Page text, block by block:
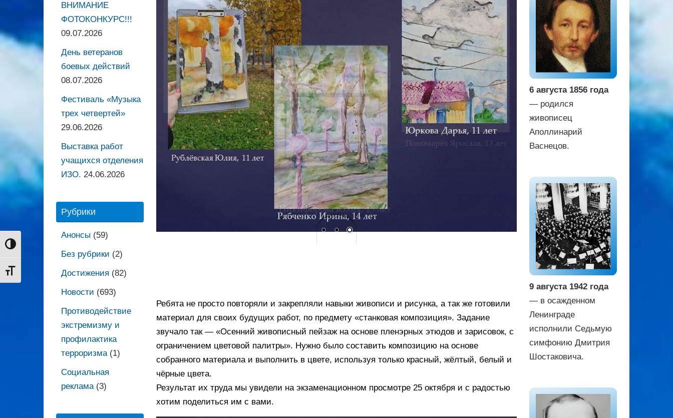
Переключить на высокую контрастность
Переключить на увеличенный шрифт
Ребята не просто повторяли и закрепляли навыки живописи и рисунка, а так же готовили
материал для своих будущих работ, по предмету «станковая композиция». Задание
звучало так — «Осенний живописный пейзаж на основе пленэрных этюдов и зарисовок, с
ограничением цветовой палитры». Нужно было составить композицию на основе
собранного материала и выполнить в цвете, используя только красный, жёлтый, белый и
чёрные цвета.
Результат их труда мы увидели на экзаменационном просмотре 25 октября и с радостью
хотим поделиться им с вами.
ВНИМАНИЕ
ФОТОКОНКУРС!!!
09.07.2026
День ветеранов
боевых действий
08.07.2026
Фестиваль «Музыка
трех четвертей»
29.06.2026
Выставка работ
учащихся отделения
ИЗО. 24.06.2026
Рубрики
Анонсы (59)
Без рубрики (2)
Достижения (82)
Новости (693)
Противодействие
экстремизму и
профилактика
терроризма(1)
Социальная
реклама(3)
6 августа 1856 года
— родился
живописец
Аполлинарий
Васнецов.
9 августа 1942 года
— в осажденном
Ленинграде
исполнили Седьмую
симфонию Дмитрия
Шостаковича.